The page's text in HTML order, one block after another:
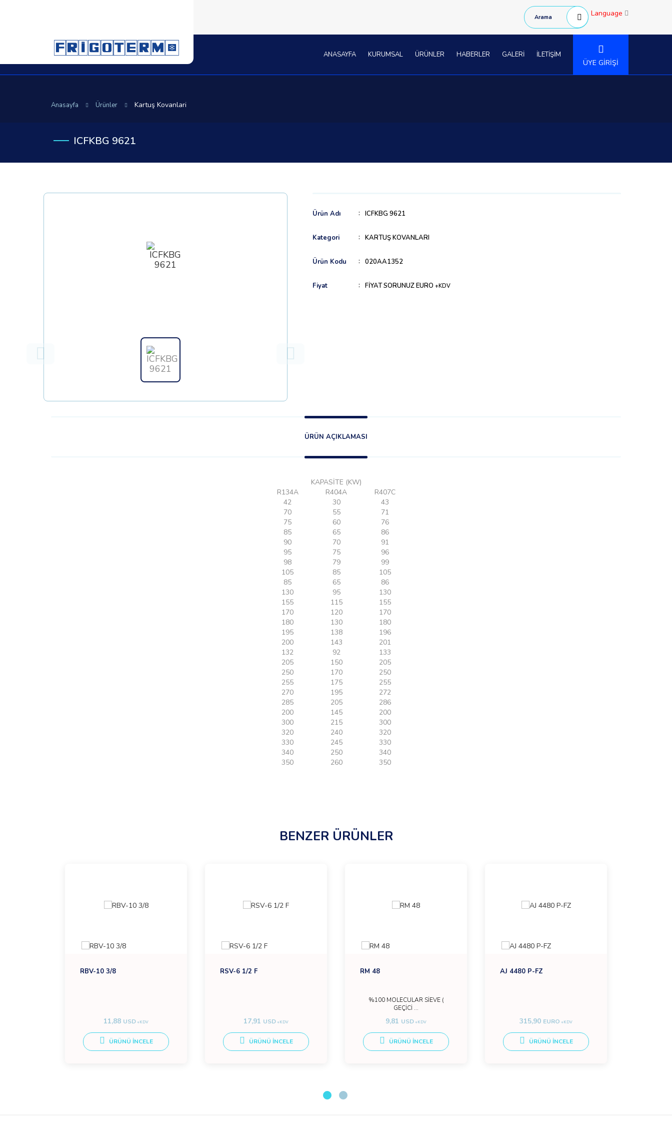
Language
ANASAYFA KURUMSAL ÜRÜNLER HABERLER GALERİ İLETİŞİM
ÜYE GİRİŞİ
Anasayfa Ürünler Kartuş Kovanlari
ICFKBG 9621
Ürün Adı ICFKBG 9621
Kategori KARTUŞ KOVANLARI
Ürün Kodu 020AA1352
Fiyat FİYAT SORUNUZ EURO +KDV
ÜRÜN AÇIKLAMASI
KAPASİTE (KW)
R134A
R404A
R407C
42
30
43
70
55
71
75
60
76
85
65
86
90
70
91
95
75
96
98
79
99
105
85
105
85
65
86
130
95
130
155
115
155
170
120
170
180
130
180
195
138
196
200
143
201
132
92
133
205
150
205
250
170
250
255
175
255
270
195
272
285
205
286
200
145
200
300
215
300
320
240
320
330
245
330
340
250
340
350
260 350
BENZER ÜRÜNLER
RBV-10 3/8
11,88 USD+KDV
ÜRÜNÜ İNCELE
RSV-6 1/2 F
17,91 USD+KDV
ÜRÜNÜ İNCELE
RM 48
%100 MOLECULAR SİEVE (
GEÇİCİ ...
9,81 USD+KDV
ÜRÜNÜ İNCELE
AJ 4480 P-FZ
315,90 EURO +KDV
ÜRÜNÜ İNCELE